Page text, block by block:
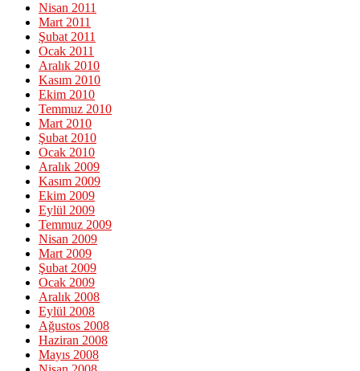
Nisan 2011
Mart 2011
Şubat 2011
Ocak 2011
Aralık 2010
Kasım 2010
Ekim 2010
Temmuz 2010
Mart 2010
Şubat 2010
Ocak 2010
Aralık 2009
Kasım 2009
Ekim 2009
Eylül 2009
Temmuz 2009
Nisan 2009
Mart 2009
Şubat 2009
Ocak 2009
Aralık 2008
Eylül 2008
Ağustos 2008
Haziran 2008
Mayıs 2008